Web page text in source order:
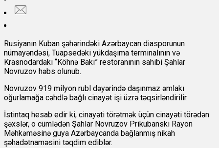
Rusiyanın Kuban şəhərindəki Azərbaycan diasporunun
nümayəndəsi, Tuapsedəki yükdaşıma terminalının və
Krasnodardakı “Köhnə Bakı” restoranının sahibi Şahlar
Novruzov həbs olunub.
Novruzov 919 milyon rubl dəyərində daşınmaz əmlakı
oğurlamağa cəhdlə bağlı cinayət işi üzrə təqsirləndirilir.
İstintaq hesab edir ki, cinayəti törətmək üçün cinayəti törədən
şəxslər, o cümlədən Şahlar Novruzov Prikubanski Rayon
Məhkəməsinə guya Azərbaycanda bağlanmış nikah
şəhadətnaməsini təqdim ediblər.